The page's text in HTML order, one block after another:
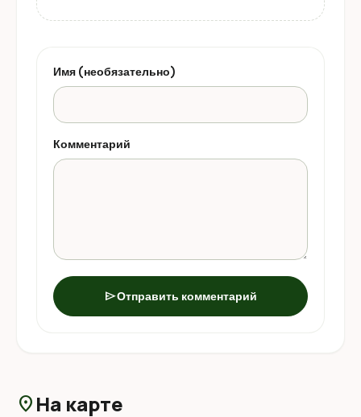
Имя (необязательно)
Комментарий
sendОтправить комментарий
location_on На карте